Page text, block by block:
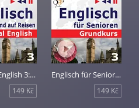
Practical English 3: Sport und Gesundheit
149 Kč
Englisch für Senioren 3: Haus und Welt
149 Kč